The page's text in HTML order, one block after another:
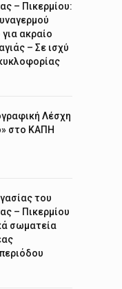
– Πικερμίου:
ακραίο
– Σε ισχύ
Λέσχη
στο ΚΑΠΗ
του
– Πικερμίου
σωματεία